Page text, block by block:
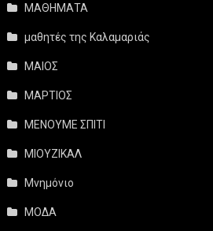
ΜΑΘΗΜΑΤΑ
μαθητές της Καλαμαριάς
ΜΑΙΟΣ
ΜΑΡΤΙΟΣ
ΜΕΝΟΥΜΕ ΣΠΙΤΙ
ΜΙΟΥΖΙΚΑΛ
Μνημόνιο
ΜΟΔΑ